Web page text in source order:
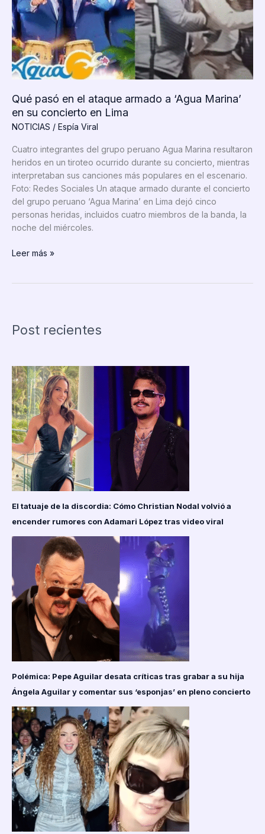
Agua
Marina
y
ola
de
violencia
Perú.
Qué pasó en el ataque armado a ‘Agua Marina’
en su concierto en Lima
NOTICIAS / Espía Viral
Cuatro integrantes del grupo peruano Agua Marina resultaron
heridos en un tiroteo ocurrido durante su concierto, mientras
interpretaban sus canciones más populares en el escenario.
Foto: Redes Sociales Un ataque armado durante el concierto
del grupo peruano ‘Agua Marina’ en Lima dejó cinco
personas heridas, incluidos cuatro miembros de la banda, la
noche del miércoles.
Qué
a
en
su
concierto
en
Lima
Leer más »
Post recientes
El tatuaje de la discordia: Cómo Christian Nodal volvió a
encender rumores con Adamari López tras video viral
Polémica: Pepe Aguilar desata críticas tras grabar a su hija
Ángela Aguilar y comentar sus ‘esponjas’ en pleno concierto